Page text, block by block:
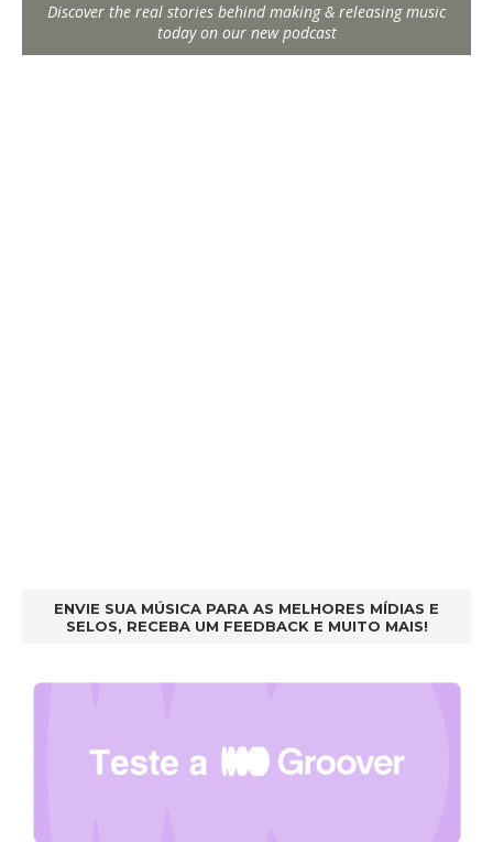
Discover the real stories behind making & releasing music
today on our new podcast
ENVIE SUA MÚSICA PARA AS MELHORES MÍDIAS E
SELOS, RECEBA UM FEEDBACK E MUITO MAIS!